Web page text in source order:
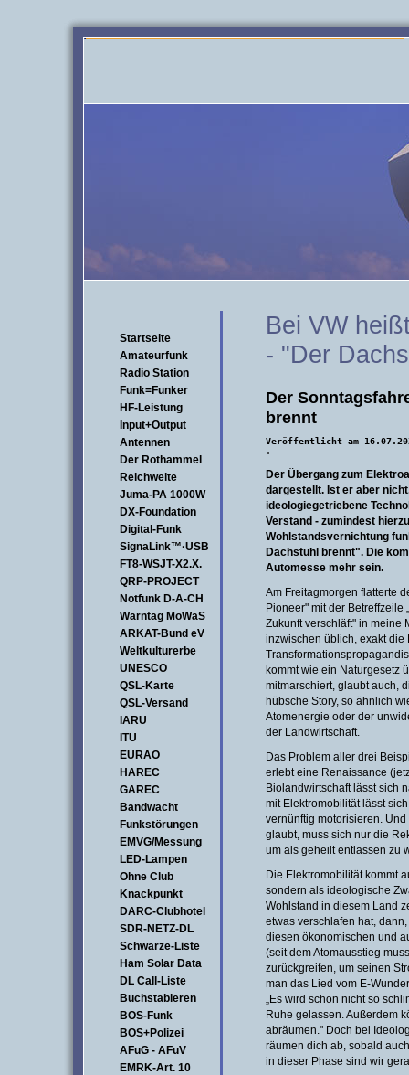
Startseite
Amateurfunk
Radio Station
Funk=Funker
HF-Leistung
Input+Output
Antennen
Der Rothammel
Reichweite
Juma-PA 1000W
DX-Foundation
Digital-Funk
SignaLink™·USB
FT8-WSJT-X2.X.
QRP-PROJECT
Notfunk D-A-CH
Warntag MoWaS
ARKAT-Bund eV
Weltkulturerbe
UNESCO
QSL-Karte
QSL-Versand
IARU
ITU
EURAO
HAREC
GAREC
Bandwacht
Funkstörungen
EMVG/Messung
LED-Lampen
Ohne Club
Knackpunkt
DARC-Clubhotel
SDR-NETZ-DL
Schwarze-Liste
Ham Solar Data
DL Call-Liste
Buchstabieren
BOS-Funk
BOS+Polizei
AFuG - AFuV
EMRK-Art. 10
Bei VW
- "Der
Der
brennt
Veröffentlicht am
·
Der Übergang zum
dargestellt. Ist er aber
ideologiegetriebene
Verstand - zumindest
Wohlstandsvernichtung
Dachstuhl brennt". Die
Automesse mehr sein.
Am Freitagmorgen flatterte
Pioneer" mit der
Zukunft verschläft" in meine
inzwischen üblich, exakt
kommt wie ein Naturgesetz
mitmarschiert, glaubt auch,
hübsche Story, so ähnlich
Atomenergie oder der
der Landwirtschaft.
Das Problem aller drei
erlebt eine Renaissance
Biolandwirtschaft lässt sich
mit Elektromobilität lässt
vernünftig motorisieren.
glaubt, muss sich nur die
um als geheilt entlassen zu
Die Elektromobilität kommt
sondern als ideologische
Wohlstand in diesem Land
etwas verschlafen hat,
diesen ökonomischen und
(seit dem Atomausstieg
zurückgreifen, um seinen
man das Lied vom E-
„Es wird schon nicht so
Ruhe gelassen. Außerdem
abräumen." Doch bei
räumen dich ab, sobald
in dieser Phase sind wir